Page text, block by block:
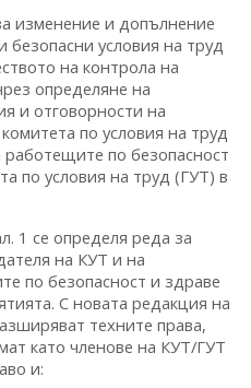
изменение и допълнение
безопасни условия на труд
на контрола на
определяне на
и отговорности на
по условия на труд
по безопасност
по условия на труд (ГУТ) в
1 се определя реда за
на КУТ и на
по безопасност и здраве
С новата редакция на
техните права,
като членове на КУТ/ГУТ
и: